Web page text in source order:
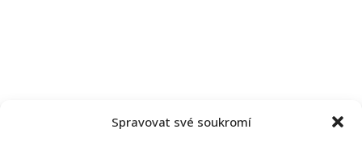
Spravovat své soukromí